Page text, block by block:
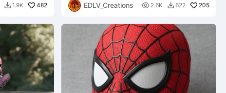
 1.9K 482
EDLV_Creations
 2.6K  622 205